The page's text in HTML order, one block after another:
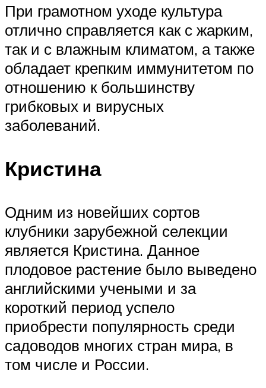
При грамотном уходе культура
отлично справляется как с жарким,
так и с влажным климатом, а также
обладает крепким иммунитетом по
отношению к большинству
грибковых и вирусных
заболеваний.
Кристина
Одним из новейших сортов
клубники зарубежной селекции
является Кристина. Данное
плодовое растение было выведено
английскими учеными и за
короткий период успело
приобрести популярность среди
садоводов многих стран мира, в
том числе и России.